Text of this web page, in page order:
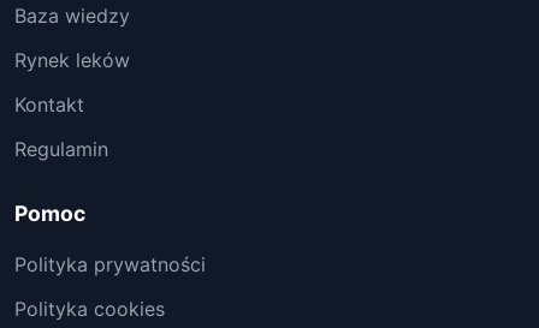
Baza wiedzy
Rynek leków
Kontakt
Regulamin
Pomoc
Polityka prywatności
Polityka cookies